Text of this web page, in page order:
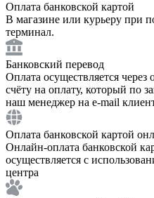
Оплата банковской картой
В магазине или курьеру при
терминал.
Банковский перевод
Оплата осуществляется через
счёту на оплату, который по
наш менеджер на e-mail
Оплата банковской картой
Онлайн-оплата банковской
осуществляется с
центра